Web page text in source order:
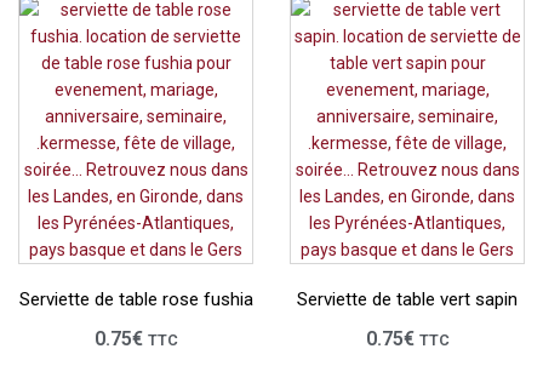
Serviette de table rose fushia
0.75€ TTC
Serviette de table vert sapin
0.75€ TTC